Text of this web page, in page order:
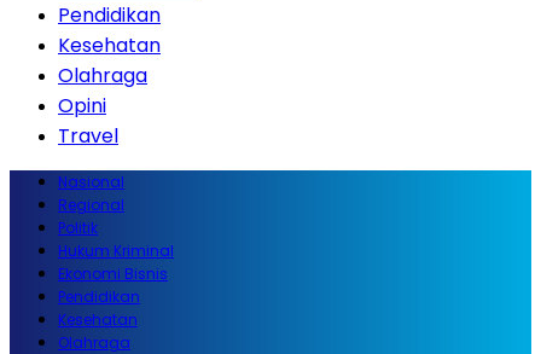
Pendidikan
Kesehatan
Olahraga
Opini
Travel
Nasional
Regional
Politik
Hukum Kriminal
Ekonomi Bisnis
Pendidikan
Kesehatan
Olahraga